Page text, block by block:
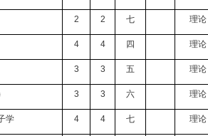
2 2 七 理论
4 4 四 理论
3 3 五 理论
3 3 六 理论
学 4 4 七 理论